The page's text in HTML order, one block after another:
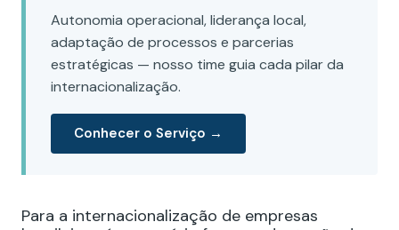
Autonomia operacional, liderança local,
adaptação de processos e parcerias
estratégicas — nosso time guia cada pilar da
internacionalização.
Conhecer o Serviço →
Para a internacionalização de empresas